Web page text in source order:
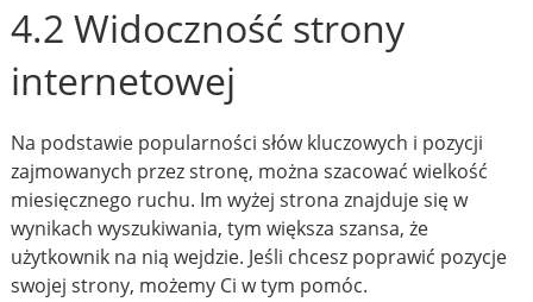
4.2 Widoczność strony
internetowej
Na podstawie popularności słów kluczowych i pozycji
zajmowanych przez stronę, można szacować wielkość
miesięcznego ruchu. Im wyżej strona znajduje się w
wynikach wyszukiwania, tym większa szansa, że
użytkownik na nią wejdzie. Jeśli chcesz poprawić pozycje
swojej strony, możemy Ci w tym pomóc.